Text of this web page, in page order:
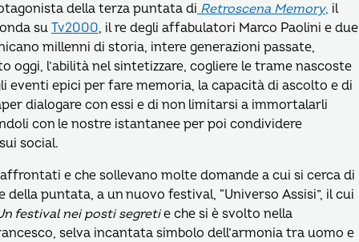
della terza puntata di Retroscena Memory, il
suTv2000, il re degli affabulatori Marco Paolini e due
millenni di storia, intere generazioni passate,
oggi, l’abilità nel sintetizzare, cogliere le trame nascoste
eventi epici per fare memoria, la capacità di ascolto e di
dialogare con essi e di non limitarsi a immortalarli
con le nostre istantanee per poi condividere
social.
e che sollevano molte domande a cui si cerca di
puntata, a un nuovo festival, “Universo Assisi”, il cui
festival nei posti segretie che si è svolto nella
selva incantata simbolo dell’armonia tra uomo e